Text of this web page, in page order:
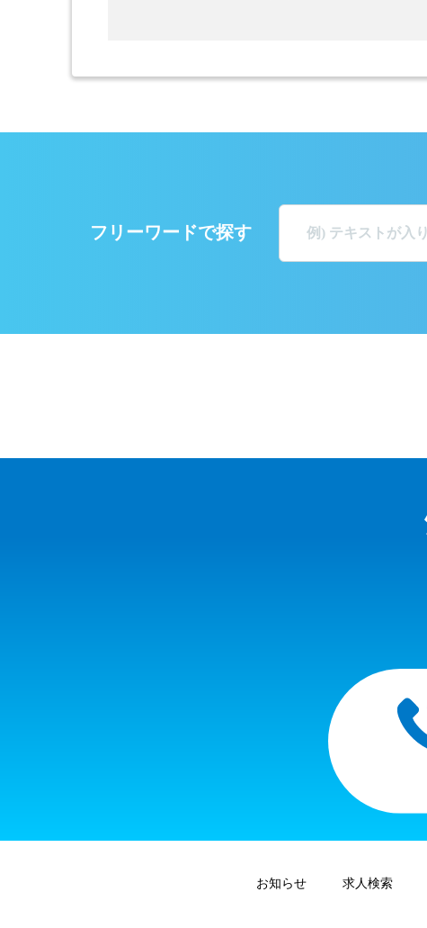
フリーワードで探す
お知らせ 求人検索